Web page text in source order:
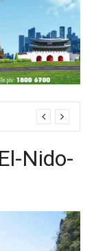
Nido-